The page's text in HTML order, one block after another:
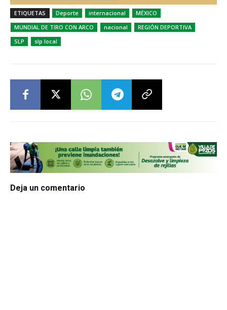
ETIQUETAS Deporte internacional
MÉXICO
MUNDIAL DE TIRO CON ARCO
nacional
REGIÓN DEPORTIVA
SLP
slp local
Deja un comentario